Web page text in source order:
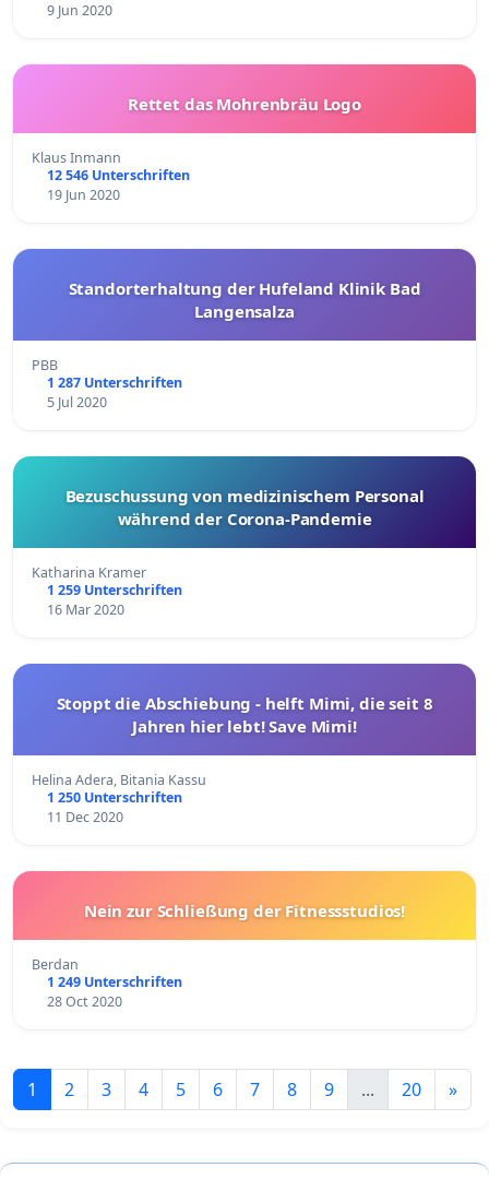
9 Jun 2020
Rettet das Mohrenbräu Logo
Klaus Inmann
12 546 Unterschriften
19 Jun 2020
Standorterhaltung der Hufeland Klinik Bad
Langensalza
PBB
1 287 Unterschriften
5 Jul 2020
Bezuschussung von medizinischem Personal
während der Corona-Pandemie
Katharina Kramer
1 259 Unterschriften
16 Mar 2020
Stoppt die Abschiebung - helft Mimi, die seit 8
Jahren hier lebt! Save Mimi!
Helina Adera, Bitania Kassu
1 250 Unterschriften
11 Dec 2020
Nein zur Schließung der Fitnessstudios!
Berdan
1 249 Unterschriften
28 Oct 2020
1 2 3 4 5 6 7 8 9 ... 20 »